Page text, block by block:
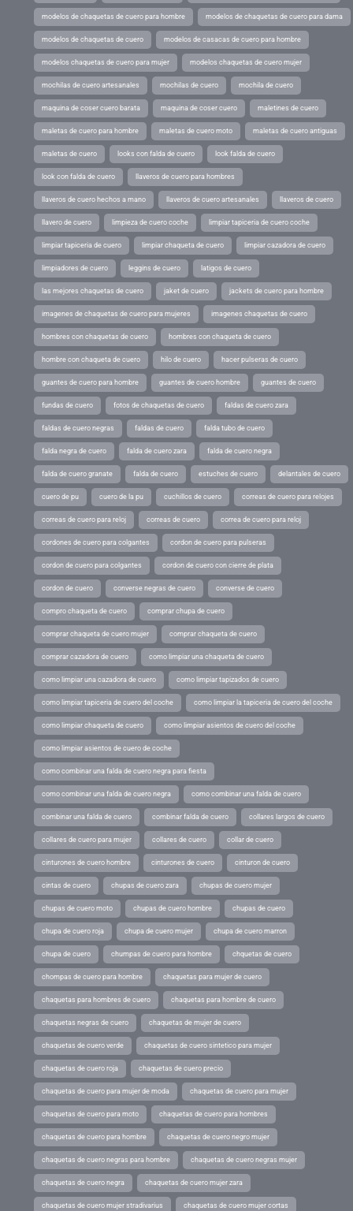
modelos de chaquetas de cuero para hombre modelos de chaquetas de cuero para dama
modelos de chaquetas de cuero modelos de casacas de cuero para hombre
modelos chaquetas de cuero para mujer modelos chaquetas de cuero mujer
mochilas de cuero artesanales mochilas de cuero mochila de cuero
maquina de coser cuero barata maquina de coser cuero maletines de cuero
maletas de cuero para hombre maletas de cuero moto maletas de cuero antiguas
maletas de cuero looks con falda de cuero look falda de cuero
look con falda de cuero llaveros de cuero para hombres
llaveros de cuero hechos a mano llaveros de cuero artesanales llaveros de cuero
llavero de cuero limpieza de cuero coche limpiar tapiceria de cuero coche
limpiar tapiceria de cuero limpiar chaqueta de cuero limpiar cazadora de cuero
limpiadores de cuero leggins de cuero latigos de cuero
las mejores chaquetas de cuero jaket de cuero jackets de cuero para hombre
imagenes de chaquetas de cuero para mujeres imagenes chaquetas de cuero
hombres con chaquetas de cuero hombres con chaqueta de cuero
hombre con chaqueta de cuero hilo de cuero hacer pulseras de cuero
guantes de cuero para hombre guantes de cuero hombre guantes de cuero
fundas de cuero fotos de chaquetas de cuero faldas de cuero zara
faldas de cuero negras faldas de cuero falda tubo de cuero
falda negra de cuero falda de cuero zara falda de cuero negra
falda de cuero granate falda de cuero estuches de cuero delantales de cuero
cuero de pu cuero de la pu cuchillos de cuero correas de cuero para relojes
correas de cuero para reloj correas de cuero correa de cuero para reloj
cordones de cuero para colgantes cordon de cuero para pulseras
cordon de cuero para colgantes cordon de cuero con cierre de plata
cordon de cuero converse negras de cuero converse de cuero
compro chaqueta de cuero comprar chupa de cuero
comprar chaqueta de cuero mujer comprar chaqueta de cuero
comprar cazadora de cuero como limpiar una chaqueta de cuero
como limpiar una cazadora de cuero como limpiar tapizados de cuero
como limpiar tapiceria de cuero del coche como limpiar la tapiceria de cuero del coche
como limpiar chaqueta de cuero como limpiar asientos de cuero del coche
como limpiar asientos de cuero de coche
como combinar una falda de cuero negra para fiesta
como combinar una falda de cuero negra como combinar una falda de cuero
combinar una falda de cuero combinar falda de cuero collares largos de cuero
collares de cuero para mujer collares de cuero collar de cuero
cinturones de cuero hombre cinturones de cuero cinturon de cuero
cintas de cuero chupas de cuero zara chupas de cuero mujer
chupas de cuero moto chupas de cuero hombre chupas de cuero
chupa de cuero roja chupa de cuero mujer chupa de cuero marron
chupa de cuero chumpas de cuero para hombre chquetas de cuero
chompas de cuero para hombre chaquetas para mujer de cuero
chaquetas para hombres de cuero chaquetas para hombre de cuero
chaquetas negras de cuero chaquetas de mujer de cuero
chaquetas de cuero verde chaquetas de cuero sintetico para mujer
chaquetas de cuero roja chaquetas de cuero precio
chaquetas de cuero para mujer de moda chaquetas de cuero para mujer
chaquetas de cuero para moto chaquetas de cuero para hombres
chaquetas de cuero para hombre chaquetas de cuero negro mujer
chaquetas de cuero negras para hombre chaquetas de cuero negras mujer
chaquetas de cuero negra chaquetas de cuero mujer zara
chaquetas de cuero mujer stradivarius chaquetas de cuero mujer cortas